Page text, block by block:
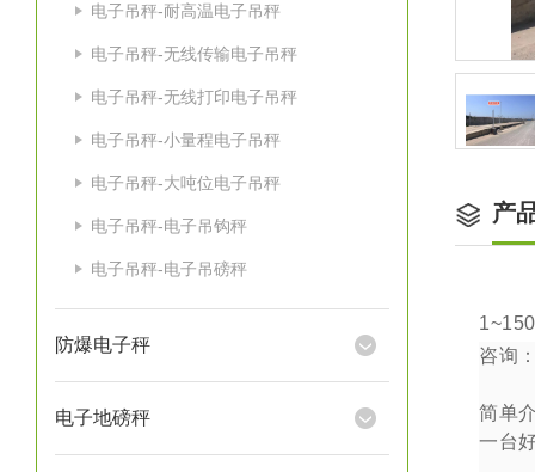
电子吊秤-耐高温电子吊秤
电子吊秤-无线传输电子吊秤
电子吊秤-无线打印电子吊秤
电子吊秤-小量程电子吊秤
电子吊秤-大吨位电子吊秤
电子吊秤-电子吊钩秤
电子吊秤-电子吊磅秤
防爆电子秤
电子地磅秤
产
1~150
咨询
简单
一台